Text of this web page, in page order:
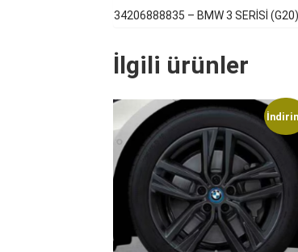
34206888835 – BMW 3 SERİSİ
İlgili ürünler